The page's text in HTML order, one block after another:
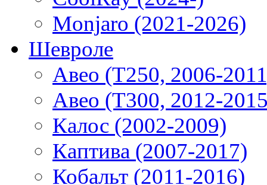
Monjaro (2021-2026)
Шевроле
Авео (T250, 2006-
Авео (T300, 2012-
Калос (2002-2009)
Каптива (2007-2017)
Кобальт (2011-2016)